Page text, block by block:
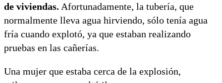
de viviendas. Afortunadamente, la tubería, que
normalmente lleva agua hirviendo, sólo tenía agua
fría cuando explotó, ya que estaban realizando
pruebas en las cañerías.
Una mujer que estaba cerca de la explosión,